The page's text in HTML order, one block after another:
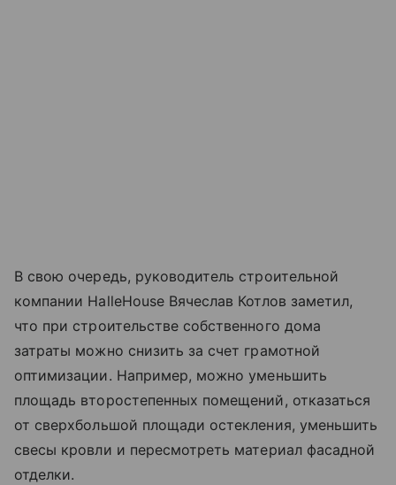
В свою очередь, руководитель строительной
компании HalleHouse Вячеслав Котлов заметил,
что при строительстве собственного дома
затраты можно снизить за счет грамотной
оптимизации. Например, можно уменьшить
площадь второстепенных помещений, отказаться
от сверхбольшой площади остекления, уменьшить
свесы кровли и пересмотреть материал фасадной
отделки.